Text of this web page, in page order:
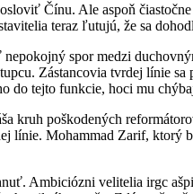
Čínu. Ale aspoň
teraz ľutujú, že sa
spor medzi
Zástancovia tvrdej línie
tejto funkcie, hoci mu
kruh poškodených
línie. Mohammad Zarif,
Ambiciózni velitelia irgc